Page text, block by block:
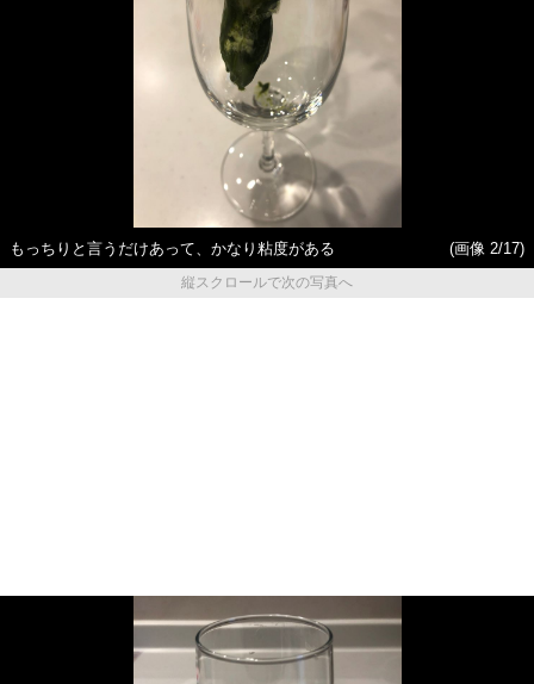
もっちりと言うだけあって、かなり粘度がある
(画像 2/17)
縦スクロールで次の写真へ